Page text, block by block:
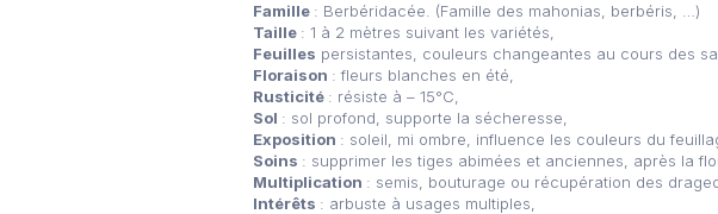
Famille : Berbéridacée. (Famille des mahonias, berbéris, …)
Taille : 1 à 2 mètres suivant les variétés,
Feuilles persistantes, couleurs changeantes au cours des
Floraison : fleurs blanches en été,
Rusticité : résiste à – 15°C,
Sol : sol profond, supporte la sécheresse,
Exposition : soleil, mi ombre, influence les couleurs du
Soins : supprimer les tiges abimées et anciennes, après la
Multiplication : semis, bouturage ou récupération des
Intérêts : arbuste à usages multiples,